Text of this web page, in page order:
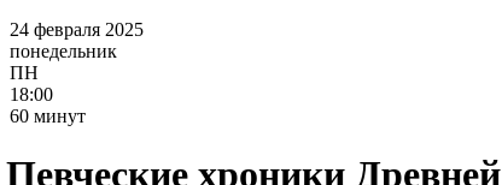
24 февраля 2025
понедельник
ПН
18:00
60 минут
Певческие хроники Древней